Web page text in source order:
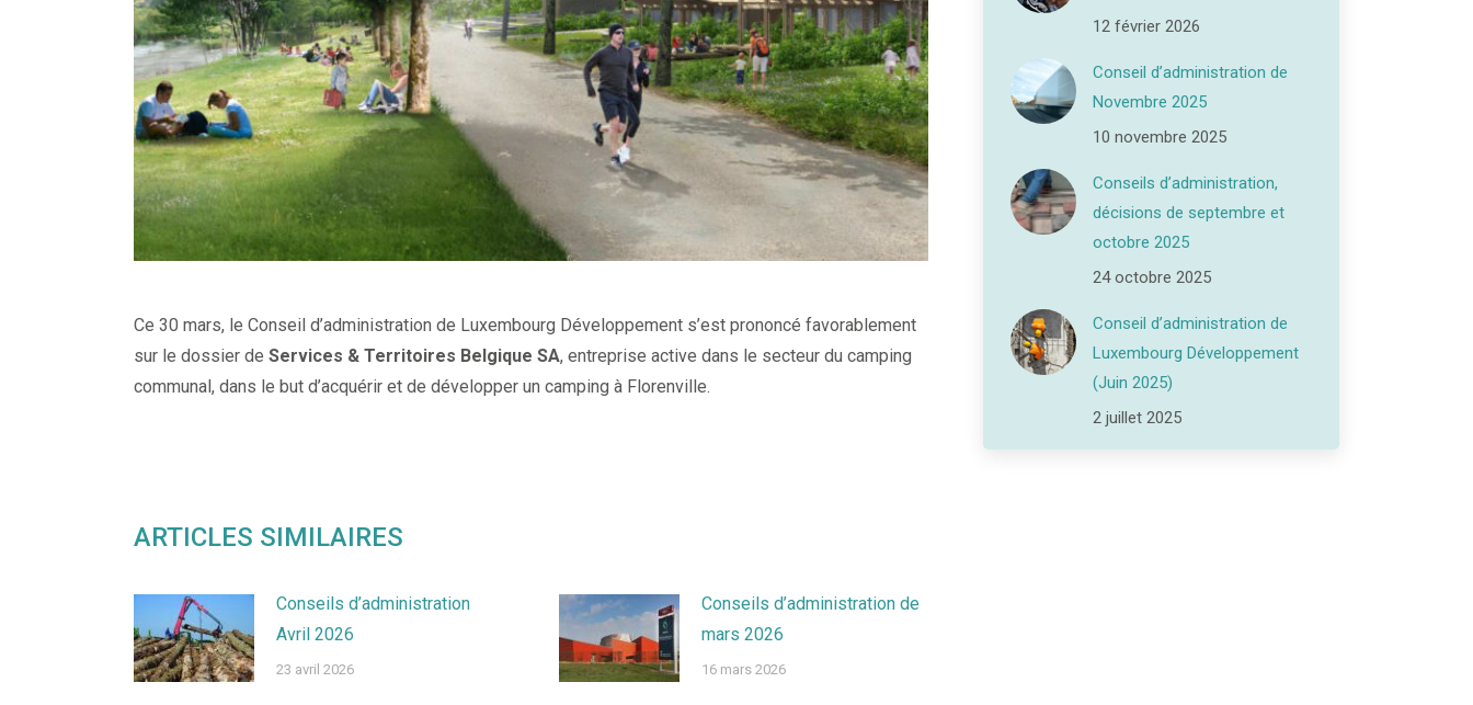
Ce 30 mars, le Conseil d’administration de Luxembourg Développement s’est prononcé favorablement
sur le dossier de Services & Territoires Belgique SA, entreprise active dans le secteur du camping
communal, dans le but d’acquérir et de développer un camping à Florenville.
ARTICLES SIMILAIRES
Conseils d’administration
Avril 2026
23 avril 2026
Conseils d’administration de
mars 2026
16 mars 2026
12 février 2026
Conseil d’administration de
Novembre 2025
10 novembre 2025
Conseils d’administration,
décisions de septembre et
octobre 2025
24 octobre 2025
Conseil d’administration de
Luxembourg Développement
(Juin 2025)
2 juillet 2025